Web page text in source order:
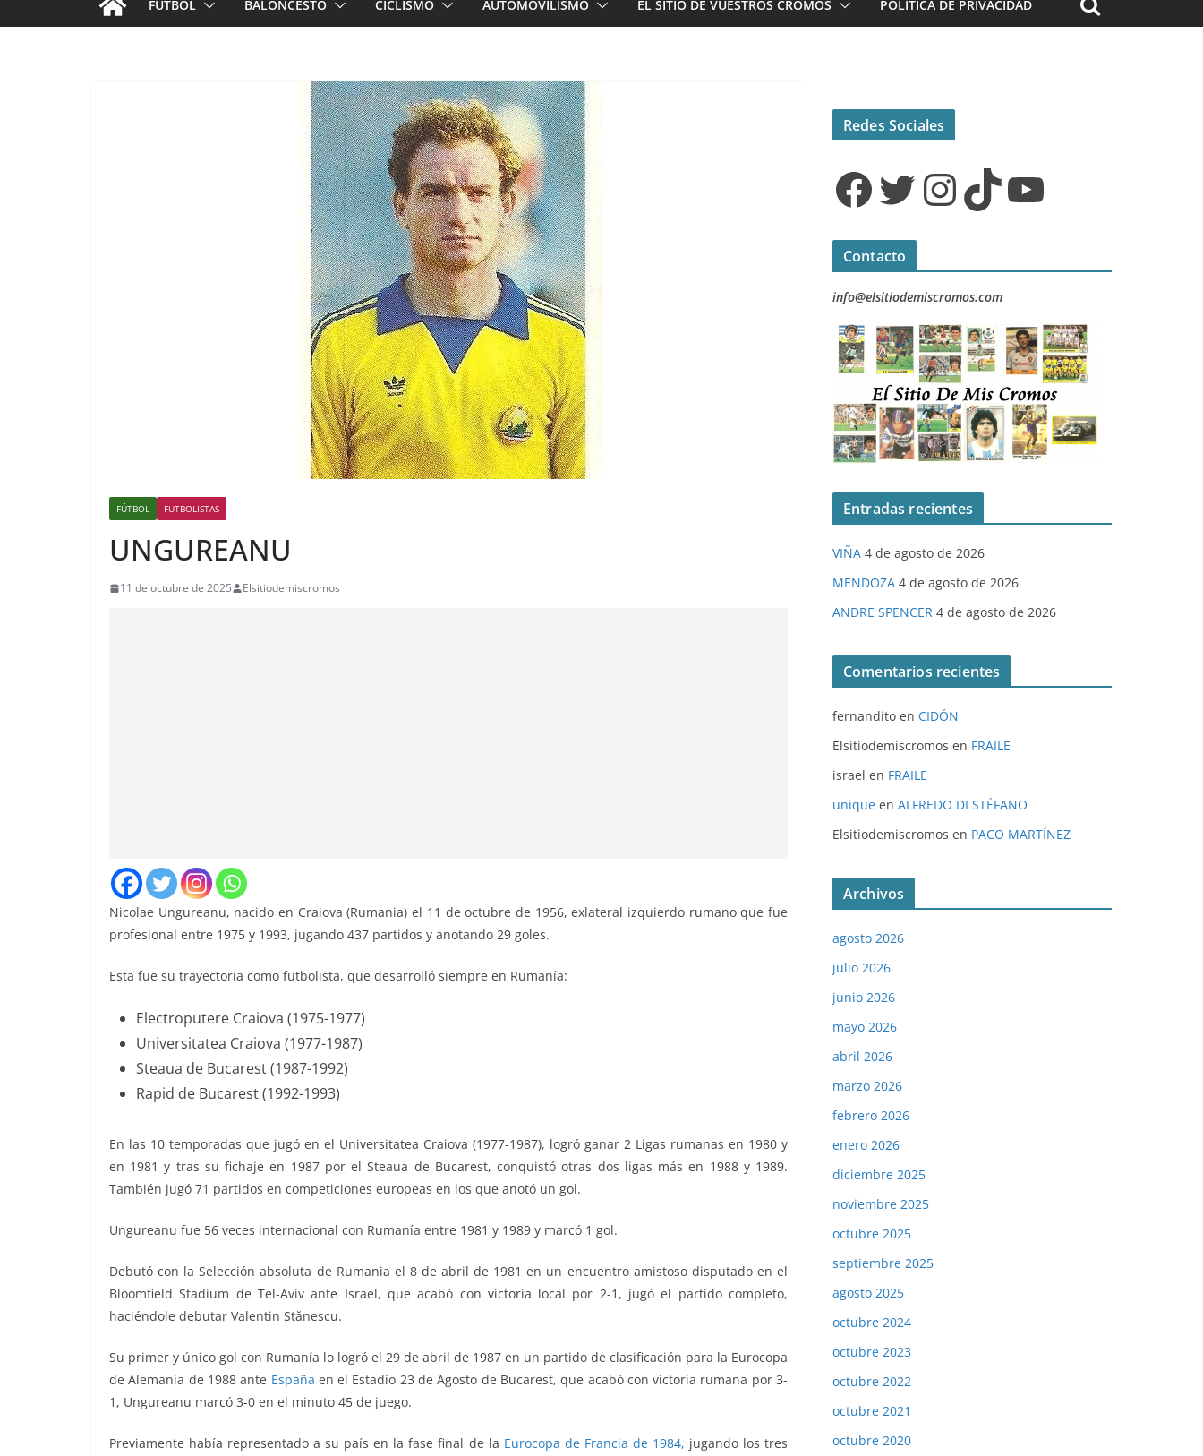
FÚTBOL BALONCESTO CICLISMO AUTOMOVILISMO EL SITIO DE VUESTROS CROMOS POLÍTICA DE PRIVACIDAD
FÚTBOL FUTBOLISTAS
UNGUREANU
11 de octubre de 2025 Elsitiodemiscromos
Nicolae Ungureanu, nacido en Craiova (Rumania) el 11 de octubre de 1956, exlateral izquierdo rumano que fue
profesional entre 1975 y 1993, jugando 437 partidos y anotando 29 goles.
Esta fue su trayectoria como futbolista, que desarrolló siempre en Rumanía:
Electroputere Craiova (1975-1977)
Universitatea Craiova (1977-1987)
Steaua de Bucarest (1987-1992)
Rapid de Bucarest (1992-1993)
En las 10 temporadas que jugó en el Universitatea Craiova (1977-1987), logró ganar 2 Ligas rumanas en 1980 y
en 1981 y tras su fichaje en 1987 por el Steaua de Bucarest, conquistó otras dos ligas más en 1988 y 1989.
También jugó 71 partidos en competiciones europeas en los que anotó un gol.
Ungureanu fue 56 veces internacional con Rumanía entre 1981 y 1989 y marcó 1 gol.
Debutó con la Selección absoluta de Rumania el 8 de abril de 1981 en un encuentro amistoso disputado en el
Bloomfield Stadium de Tel-Aviv ante Israel, que acabó con victoria local por 2-1, jugó el partido completo,
haciéndole debutar Valentin Stănescu.
Su primer y único gol con Rumanía lo logró el 29 de abril de 1987 en un partido de clasificación para la Eurocopa
de Alemania de 1988 ante España en el Estadio 23 de Agosto de Bucarest, que acabó con victoria rumana por 3-
1, Ungureanu marcó 3-0 en el minuto 45 de juego.
Previamente había representado a su país en la fase final de la Eurocopa de Francia de 1984, jugando los tres
Redes Sociales
Facebook Twitter InstagramTikTok YouTube
Contacto
info@elsitiodemiscromos.com
Entradas recientes
VIÑA 4 de agosto de 2026
MENDOZA 4 de agosto de 2026
ANDRE SPENCER 4 de agosto de 2026
Comentarios recientes
fernandito en CIDÓN
Elsitiodemiscromos en FRAILE
israel en FRAILE
unique en ALFREDO DI STÉFANO
Elsitiodemiscromos en PACO MARTÍNEZ
Archivos
agosto 2026
julio 2026
junio 2026
mayo 2026
abril 2026
marzo 2026
febrero 2026
enero 2026
diciembre 2025
noviembre 2025
octubre 2025
septiembre 2025
agosto 2025
octubre 2024
octubre 2023
octubre 2022
octubre 2021
octubre 2020